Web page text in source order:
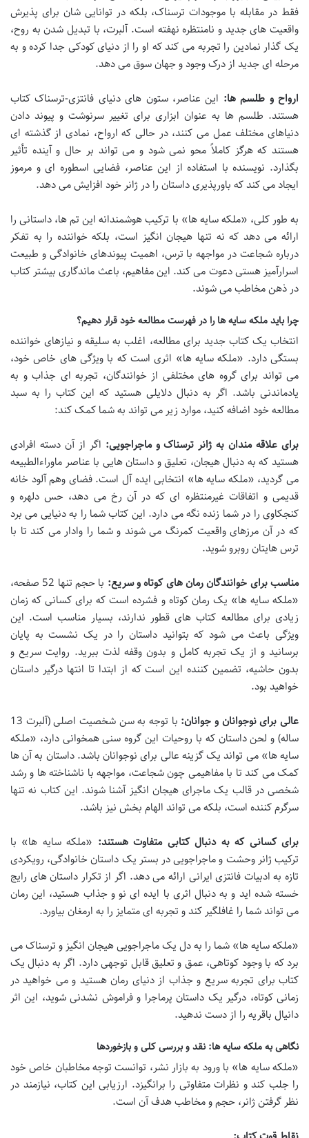
فقط در مقابله با موجودات ترسناک، بلکه در توانایی شان برای پذیرش
واقعیت های جدید و نامنتظره نهفته است. آلبرت، با تبدیل شدن به روح،
یک گذار نمادین را تجربه می کند که او را از دنیای کودکی جدا کرده و به
مرحله ای جدید از درک وجود و جهان سوق می دهد.
ارواح و طلسم ها: این عناصر، ستون های دنیای فانتزی-ترسناک کتاب
هستند. طلسم ها به عنوان ابزاری برای تغییر سرنوشت و پیوند دادن
دنیاهای مختلف عمل می کنند، در حالی که ارواح، نمادی از گذشته ای
هستند که هرگز کاملاً محو نمی شود و می تواند بر حال و آینده تأثیر
بگذارد. نویسنده با استفاده از این عناصر، فضایی اسطوره ای و مرموز
ایجاد می کند که باورپذیری داستان را در ژانر خود افزایش می دهد.
به طور کلی، «ملکه سایه ها» با ترکیب هوشمندانه این تم ها، داستانی را
ارائه می دهد که نه تنها هیجان انگیز است، بلکه خواننده را به تفکر
درباره شجاعت در مواجهه با ترس، اهمیت پیوندهای خانوادگی و طبیعت
اسرارآمیز هستی دعوت می کند. این مفاهیم، باعث ماندگاری بیشتر کتاب
در ذهن مخاطب می شوند.
چرا باید ملکه سایه ها را در فهرست مطالعه خود قرار دهیم؟
انتخاب یک کتاب جدید برای مطالعه، اغلب به سلیقه و نیازهای خواننده
بستگی دارد. «ملکه سایه ها» اثری است که با ویژگی های خاص خود،
می تواند برای گروه های مختلفی از خوانندگان، تجربه ای جذاب و به
یادماندنی باشد. اگر به دنبال دلایلی هستید که این کتاب را به سبد
مطالعه خود اضافه کنید، موارد زیر می تواند به شما کمک کند:
برای علاقه مندان به ژانر ترسناک و ماجراجویی: اگر از آن دسته افرادی
هستید که به دنبال هیجان، تعلیق و داستان هایی با عناصر ماوراءالطبیعه
می گردید، «ملکه سایه ها» انتخابی ایده آل است. فضای وهم آلود خانه
قدیمی و اتفاقات غیرمنتظره ای که در آن رخ می دهد، حس دلهره و
کنجکاوی را در شما زنده نگه می دارد. این کتاب شما را به دنیایی می برد
که در آن مرزهای واقعیت کمرنگ می شوند و شما را وادار می کند تا با
ترس هایتان روبرو شوید.
مناسب برای خوانندگان رمان های کوتاه و سریع:
با حجم تنها 52 صفحه،
«ملکه سایه ها» یک رمان کوتاه و فشرده است که برای کسانی که زمان
زیادی برای مطالعه کتاب های قطور ندارند، بسیار مناسب است. این
ویژگی باعث می شود که بتوانید داستان را در یک نشست به پایان
برسانید و از یک تجربه کامل و بدون وقفه لذت ببرید. روایت سریع و
بدون حاشیه، تضمین کننده این است که از ابتدا تا انتها درگیر داستان
خواهید بود.
عالی برای نوجوانان و جوانان:
با توجه به سن شخصیت اصلی (آلبرت 13
ساله) و لحن داستان که با روحیات این گروه سنی همخوانی دارد، «ملکه
سایه ها» می تواند یک گزینه عالی برای نوجوانان باشد. داستان به آن ها
کمک می کند تا با مفاهیمی چون شجاعت، مواجهه با ناشناخته ها و رشد
شخصی در قالب یک ماجرای هیجان انگیز آشنا شوند. این کتاب نه تنها
سرگرم کننده است، بلکه می تواند الهام بخش نیز باشد.
برای کسانی که به دنبال کتابی متفاوت هستند: «ملکه سایه ها» با
ترکیب ژانر وحشت و ماجراجویی در بستر یک داستان خانوادگی، رویکردی
تازه به ادبیات فانتزی ایرانی ارائه می دهد. اگر از تکرار داستان های رایج
خسته شده اید و به دنبال اثری با ایده ای نو و جذاب هستید، این رمان
می تواند شما را غافلگیر کند و تجربه ای متمایز را به ارمغان بیاورد.
«ملکه سایه ها» شما را به دل یک ماجراجویی هیجان انگیز و ترسناک می
برد که با وجود کوتاهی، عمق و تعلیق قابل توجهی دارد. اگر به دنبال یک
کتاب برای تجربه سریع و جذاب از دنیای رمان هستید و می خواهید در
زمانی کوتاه، درگیر یک داستان پرماجرا و فراموش نشدنی شوید، این اثر
دانیال باقریه را از دست ندهید.
نگاهی به ملکه سایه ها: نقد و بررسی کلی و بازخوردها
«ملکه سایه ها» با ورود به بازار نشر، توانست توجه مخاطبان خاص خود
را جلب کند و نظرات متفاوتی را برانگیزد. ارزیابی این کتاب، نیازمند در
نظر گرفتن ژانر، حجم و مخاطب هدف آن است.